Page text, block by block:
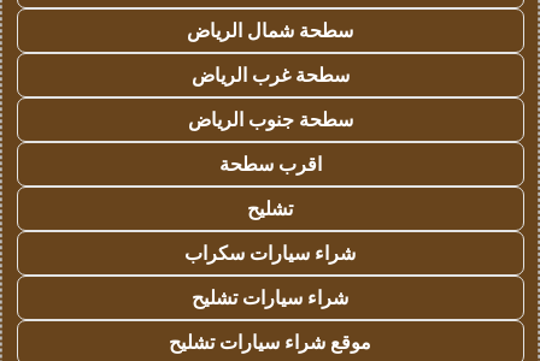
سطحة شمال الرياض
سطحة غرب الرياض
سطحة جنوب الرياض
اقرب سطحة
تشليح
شراء سيارات سكراب
شراء سيارات تشليح
موقع شراء سيارات تشليح